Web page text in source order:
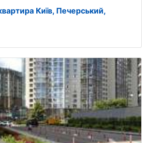
Київ, Печерський,